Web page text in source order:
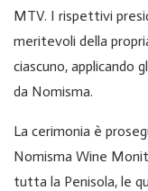
MTV. I rispettivi
meritevoli della
ciascuno, applicando
da Nomisma.
La cerimonia è
Nomisma Wine
tutta la Penisola, le